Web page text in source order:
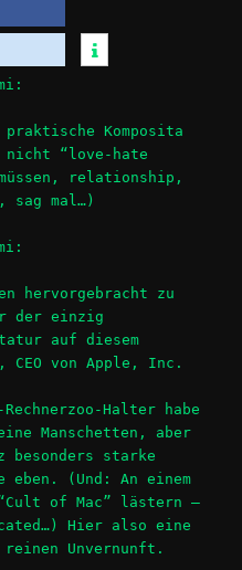
praktische Komposita
nicht “love-hate
relationship,
sag mal…)
hervorgebracht zu
der einzig
auf diesem
CEO von Apple, Inc.
Halter habe
Manschetten, aber
besonders starke
eben. (Und: An einem
of Mac” lästern –
Hier also eine
Unvernunft.